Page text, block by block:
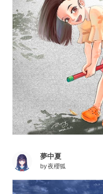
夢中夏
by夜櫻狐